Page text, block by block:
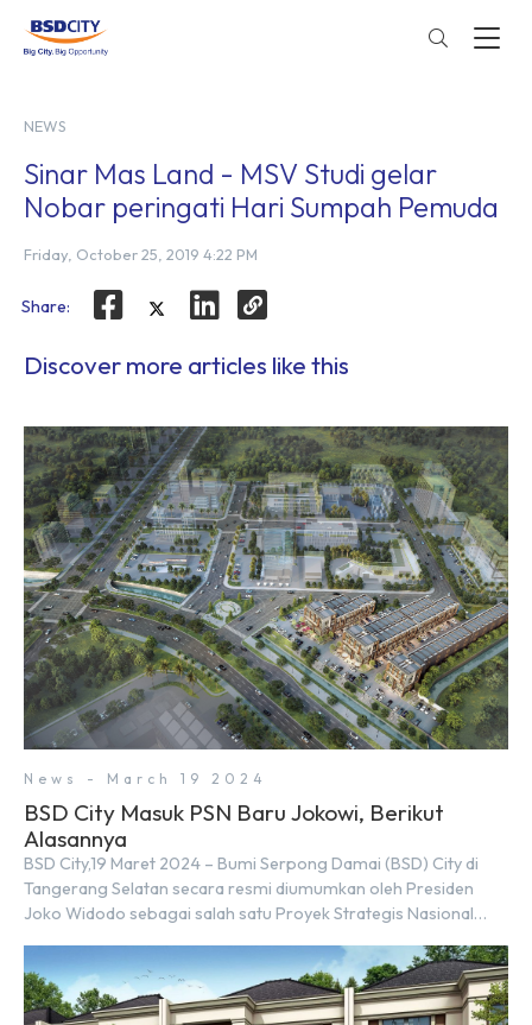
NEWS
Sinar Mas Land - MSV Studi gelar
Nobar peringati Hari Sumpah Pemuda
Friday, October 25, 2019 4:22 PM
Share:
Discover more articles like this
News - March 19 2024
BSD City Masuk PSN Baru Jokowi, Berikut
Alasannya
BSD City,19 Maret 2024 – Bumi Serpong Damai (BSD) City di
Tangerang Selatan secara resmi diumumkan oleh Presiden
Joko Widodo sebagai salah satu Proyek Strategis Nasional
Koordinator Bidang Perekonomian, Airlangga Hartarto, setelah
Rapat Terbatas (ratas) bersama Jokowi di Istana Kepresidenan
pada hari Senin, 18 Maret 2024. Selain […]